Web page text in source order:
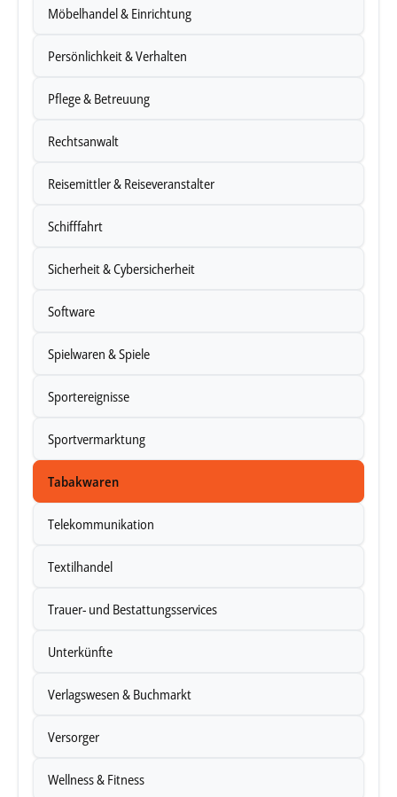
Möbelhandel & Einrichtung
Persönlichkeit & Verhalten
Pflege & Betreuung
Rechtsanwalt
Reisemittler & Reiseveranstalter
Schifffahrt
Sicherheit & Cybersicherheit
Software
Spielwaren & Spiele
Sportereignisse
Sportvermarktung
Tabakwaren
Telekommunikation
Textilhandel
Trauer- und Bestattungsservices
Unterkünfte
Verlagswesen & Buchmarkt
Versorger
Wellness & Fitness